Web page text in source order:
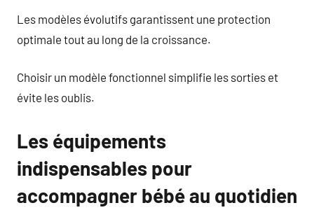
Les modèles évolutifs garantissent une protection
optimale tout au long de la croissance.
Choisir un modèle fonctionnel simplifie les sorties et
évite les oublis.
Les équipements
indispensables pour
accompagner bébé au quotidien